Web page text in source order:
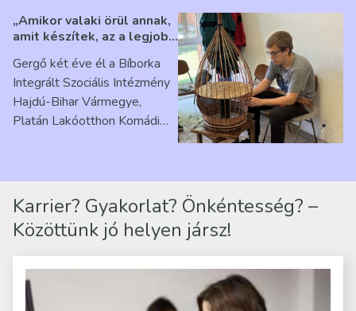
„Amikor valaki örül annak,
amit készítek, az a legjobb
Ribárszky Gergő ellátottal
Gergő két éve él a Bíborka
Integrált Szociális Intézmény
Hajdú-Bihar Vármegye,
Platán Lakóotthon Komádi
Karrier? Gyakorlat? Önkéntesség? –
Közöttünk jó helyen jársz!